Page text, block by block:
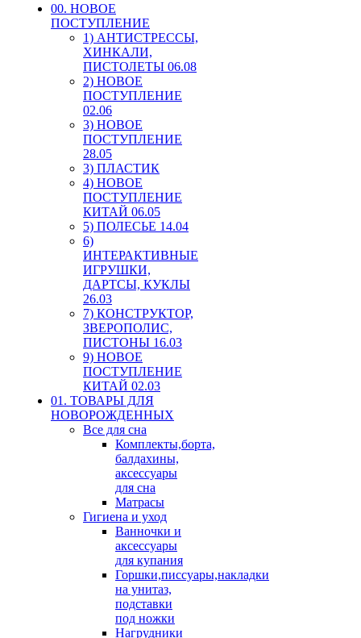
00. HОВОЕ
ПОСТУПЛЕНИЕ
1) АНТИСТРЕССЫ,
ХИНКАЛИ,
ПИСТОЛЕТЫ 06.08
2) НОВОЕ
ПОСТУПЛЕНИЕ
02.06
3) НОВОЕ
ПОСТУПЛЕНИЕ
28.05
3) ПЛАСТИК
4) НОВОЕ
ПОСТУПЛЕНИЕ
КИТАЙ 06.05
5) ПОЛЕСЬЕ 14.04
6)
ИНТЕРАКТИВНЫЕ
ИГРУШКИ,
ДАРТСЫ, КУКЛЫ
26.03
7) КОНСТРУКТОР,
ЗВЕРОПОЛИС,
ПИСТОНЫ 16.03
9) НОВОЕ
ПОСТУПЛЕНИЕ
КИТАЙ 02.03
01. ТОВАРЫ ДЛЯ
НОВОРОЖДЕННЫХ
Все для сна
Комплекты,борта,
балдахины,
аксессуары
для сна
Матрасы
Гигиена и уход
Ванночки и
аксессуары
для купания
Горшки,писсуары,накладки
на унитаз,
подставки
под ножки
Нагрудники